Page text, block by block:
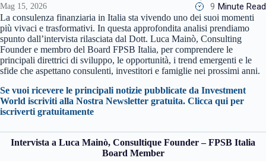
Mag 15, 2026 9 Minute Read
La consulenza finanziaria in Italia sta vivendo uno dei suoi momenti
più vivaci e trasformativi. In questa approfondita analisi prendiamo
spunto dall’intervista rilasciata dal Dott. Luca Mainò, Consulting
Founder e membro del Board FPSB Italia, per comprendere le
principali direttrici di sviluppo, le opportunità, i trend emergenti e le
sfide che aspettano consulenti, investitori e famiglie nei prossimi anni.
Se vuoi ricevere le principali notizie pubblicate da Investment
World iscriviti alla Nostra Newsletter gratuita. Clicca qui per
iscriverti gratuitamente
Intervista a Luca Mainò, Consultique Founder – FPSB Italia
Board Member